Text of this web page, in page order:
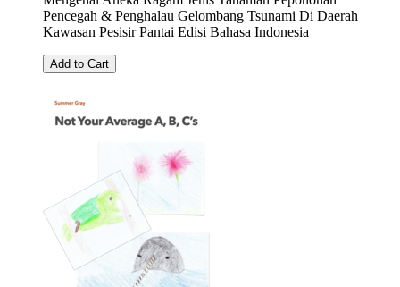
Pencegah & Penghalau Gelombang Tsunami Di Daerah
Kawasan Pesisir Pantai Edisi Bahasa Indonesia
Add to Cart